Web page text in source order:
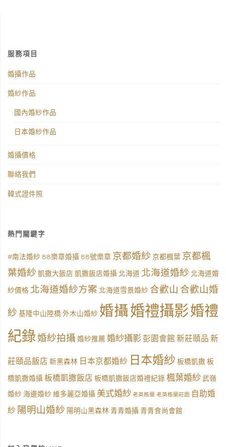
服務項目
婚攝作品
婚紗作品
國內婚紗作品
日本婚紗作品
婚攝價格
聯絡我們
韓式證件照
熱門關鍵字
#南法婚紗 88樂章婚攝 88號樂章 京都婚紗 京都楓葉 京都楓
葉婚紗 凱撒大飯店 凱撒飯店婚攝 北海道 北海道婚紗 北海道婚
紗價格 北海道婚紗方案 北海道雪景婚紗 合歡山 合歡山婚
紗 基隆中山陸橋 外木山婚紗 婚攝婚禮攝影婚禮
紀錄婚紗拍攝 婚紗推薦 婚紗攝影彭園會館 新莊頤品 新
莊頤品飯店 新黑森林 日本京都婚紗 日本婚紗 板橋凱撒 板
橋凱撒婚攝 板橋凱撒飯店 板橋凱撒飯店婚禮紀錄 楓葉婚紗 武嶺
婚紗 海邊婚紗 維多麗亞婚攝 美式婚紗 老英格蘭 老英格蘭莊園 自助婚
紗 陽明山婚紗 陽明山黑森林 青青婚攝 青青食尚會館